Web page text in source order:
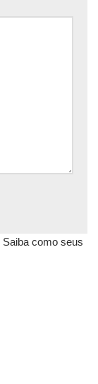
Saiba como seus